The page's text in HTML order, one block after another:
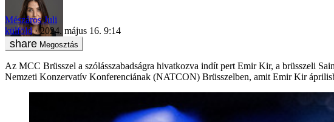
Mészáros Juli
külföld
2024. május 16. 9:14
Megosztás
Az MCC Brüsszel a szólásszabadságra hivatkozva indít pert Emir Kir, a brüsszeli
Nemzeti Konzervatív Konferenciának (NATCON) Brüsszelben, amit Emir Kir